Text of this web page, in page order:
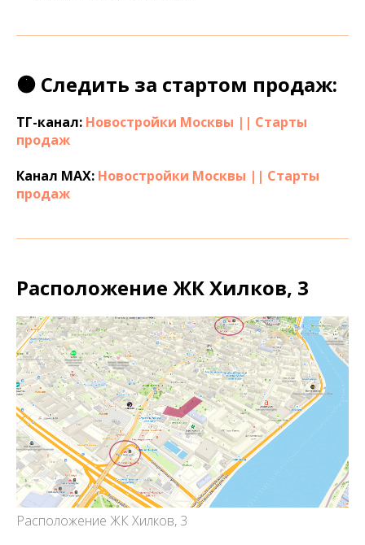
🟠 Следить за стартом продаж:
ТГ-канал: Новостройки Москвы || Старты
продаж
Канал МАХ: Новостройки Москвы || Старты
продаж
Расположение ЖК Хилков, 3
Расположение ЖК Хилков, 3